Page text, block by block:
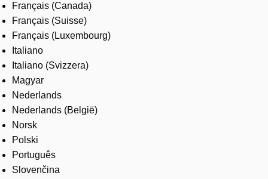
Français (Canada)
Français (Suisse)
Français (Luxembourg)
Italiano
Italiano (Svizzera)
Magyar
Nederlands
Nederlands (België)
Norsk
Polski
Português
Slovenčina